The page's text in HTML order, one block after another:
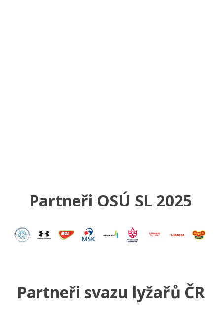
Partneři OSÚ SL 2025
Partneři svazu lyžařů ČR